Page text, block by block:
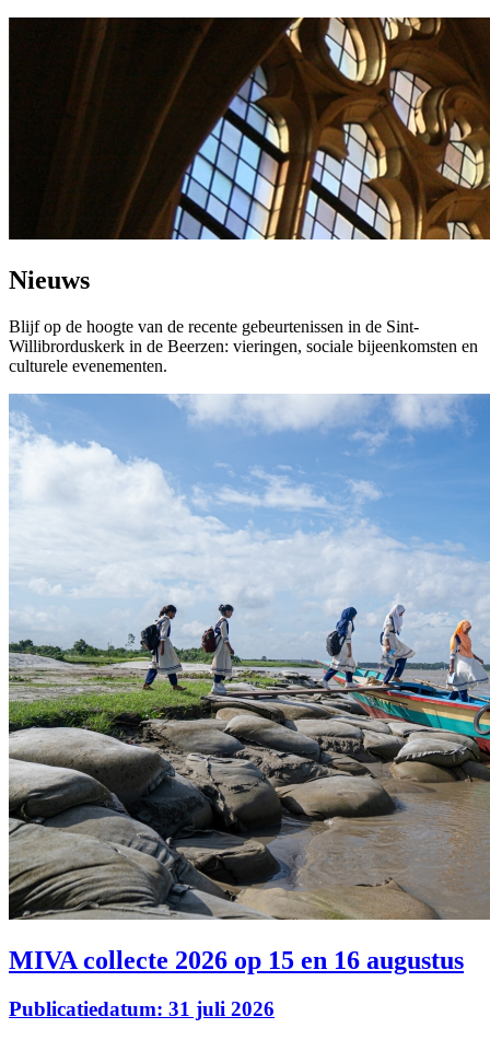
Nieuws
Blijf op de hoogte van de recente gebeurtenissen in de Sint-
Willibrorduskerk in de Beerzen: vieringen, sociale bijeenkomsten en
culturele evenementen.
MIVA collecte 2026 op 15 en 16 augustus
Publicatiedatum: 31 juli 2026